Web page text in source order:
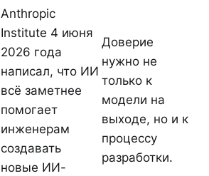
Anthropic
Institute 4 июня
2026 года
написал, что ИИ
всё заметнее
помогает
инженерам
создавать
новые ИИ-
Доверие
нужно не
только к
модели на
выходе, но и к
процессу
разработки.